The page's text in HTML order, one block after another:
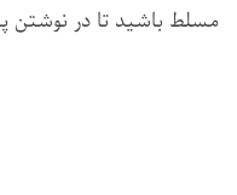
مسلط باشید تا در نوشتن